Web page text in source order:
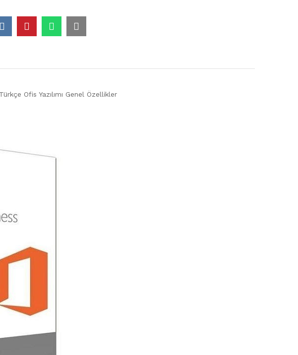
Ofis Yazılımı Genel Özellikler